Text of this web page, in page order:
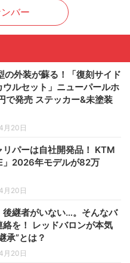
バー
の外装が蘇る！「復刻サイド
ルセット」ニューパールホ
で発売 ステッカー&未塗装
月20日
リパーは自社開発品！ KTM
2026年モデルが82万
月20日
後継者がいない…。そんなバ
を！ レッドバロンが本気
承”とは？
月20日